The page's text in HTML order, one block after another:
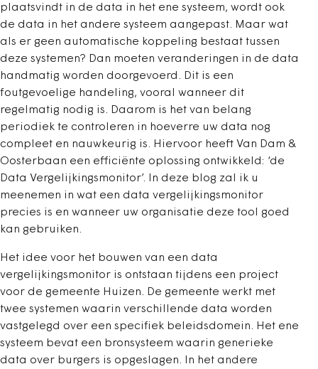
plaatsvindt in de data in het ene systeem, wordt ook
de data in het andere systeem aangepast. Maar wat
als er geen automatische koppeling bestaat tussen
deze systemen? Dan moeten veranderingen in de data
handmatig worden doorgevoerd. Dit is een
foutgevoelige handeling, vooral wanneer dit
regelmatig nodig is. Daarom is het van belang
periodiek te controleren in hoeverre uw data nog
compleet en nauwkeurig is. Hiervoor heeft Van Dam &
Oosterbaan een efficiënte oplossing ontwikkeld: ‘de
Data Vergelijkingsmonitor’. In deze blog zal ik u
meenemen in wat een data vergelijkingsmonitor
precies is en wanneer uw organisatie deze tool goed
kan gebruiken.
Het idee voor het bouwen van een data
vergelijkingsmonitor is ontstaan tijdens een project
voor de gemeente Huizen. De gemeente werkt met
twee systemen waarin verschillende data worden
vastgelegd over een specifiek beleidsdomein. Het ene
systeem bevat een bronsysteem waarin generieke
data over burgers is opgeslagen. In het andere